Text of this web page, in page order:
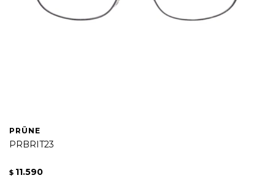
PRÜNE
PRBRIT23
$ 11.590